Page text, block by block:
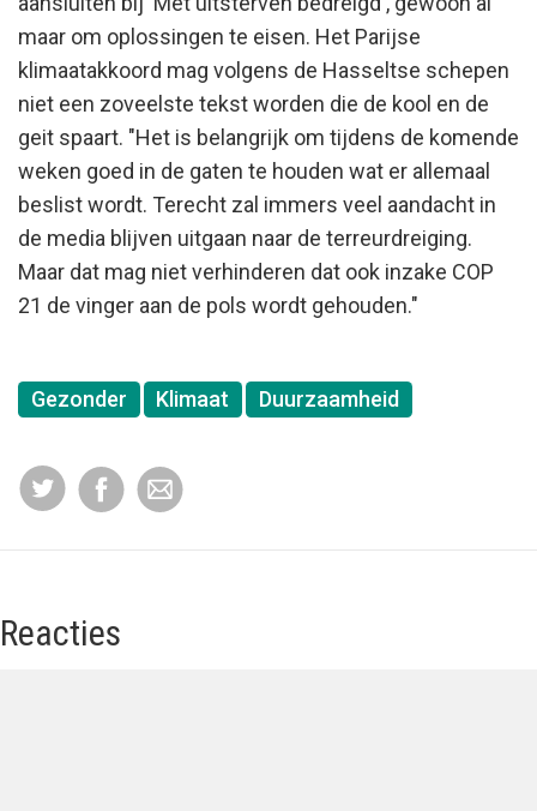
maar om oplossingen te eisen. Het Parijse
klimaatakkoord mag volgens de Hasseltse schepen
niet een zoveelste tekst worden die de kool en de
geit spaart. "Het is belangrijk om tijdens de komende
weken goed in de gaten te houden wat er allemaal
beslist wordt. Terecht zal immers veel aandacht in
de media blijven uitgaan naar de terreurdreiging.
Maar dat mag niet verhinderen dat ook inzake COP
21 de vinger aan de pols wordt gehouden."
Gezonder Klimaat Duurzaamheid
Reacties